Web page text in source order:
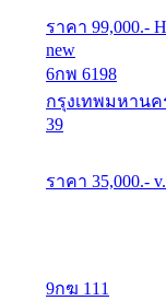
ราคา 99,000.-
new
6กพ 6198
กรุงเทพมหานค
39
ราคา 35,000.- v.
9กฆ 111